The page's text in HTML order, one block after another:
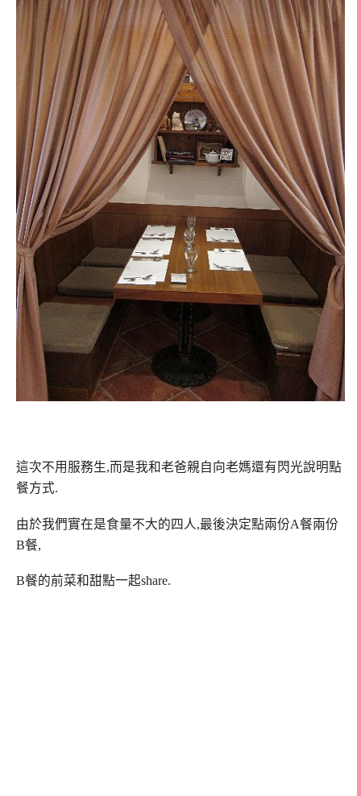
這次不用服務生,而是我和老爸親自向老媽還有閃光說明點
餐方式.
由於我們實在是食量不大的四人,最後決定點兩份A餐兩份
B餐,
B餐的前菜和甜點一起share.